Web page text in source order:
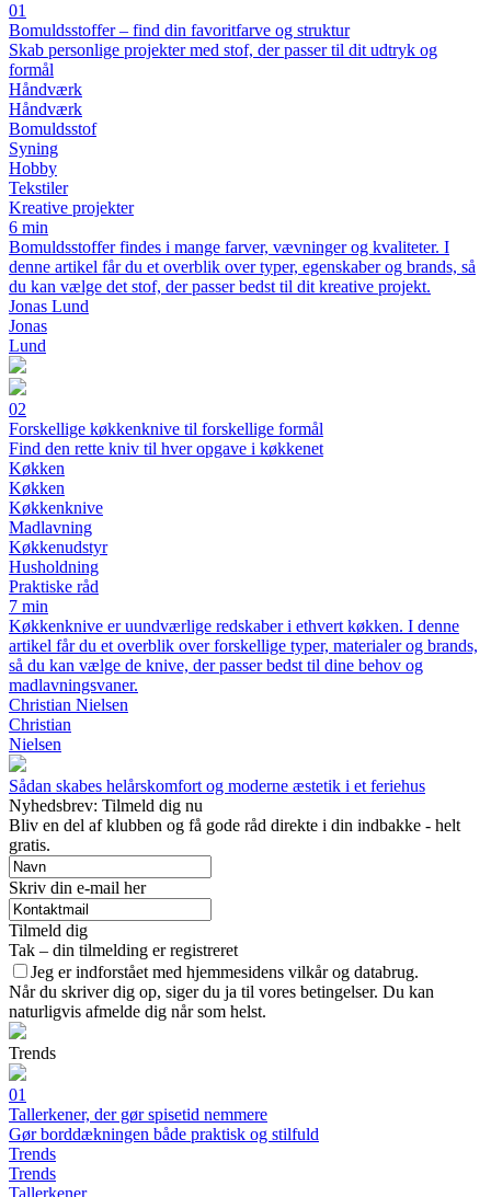
01
Bomuldsstoffer – find din favoritfarve og struktur
Skab personlige projekter med stof, der passer til dit udtryk og
formål
Håndværk
Håndværk
Bomuldsstof
Syning
Hobby
Tekstiler
Kreative projekter
6 min
Bomuldsstoffer findes i mange farver, vævninger og kvaliteter. I
denne artikel får du et overblik over typer, egenskaber og brands, så
du kan vælge det stof, der passer bedst til dit kreative projekt.
Jonas Lund
Jonas
Lund
02
Forskellige køkkenknive til forskellige formål
Find den rette kniv til hver opgave i køkkenet
Køkken
Køkken
Køkkenknive
Madlavning
Køkkenudstyr
Husholdning
Praktiske råd
7 min
Køkkenknive er uundværlige redskaber i ethvert køkken. I denne
artikel får du et overblik over forskellige typer, materialer og brands,
så du kan vælge de knive, der passer bedst til dine behov og
madlavningsvaner.
Christian Nielsen
Christian
Nielsen
Sådan skabes helårskomfort og moderne æstetik i et feriehus
Nyhedsbrev: Tilmeld dig nu
Bliv en del af klubben og få gode råd direkte i din indbakke - helt
gratis.
Skriv din e-mail her
Tilmeld dig
Tak – din tilmelding er registreret
Jeg er indforstået med hjemmesidens vilkår og databrug.
Når du skriver dig op, siger du ja til vores betingelser. Du kan
naturligvis afmelde dig når som helst.
Trends
01
Tallerkener, der gør spisetid nemmere
Gør borddækningen både praktisk og stilfuld
Trends
Trends
Tallerkener